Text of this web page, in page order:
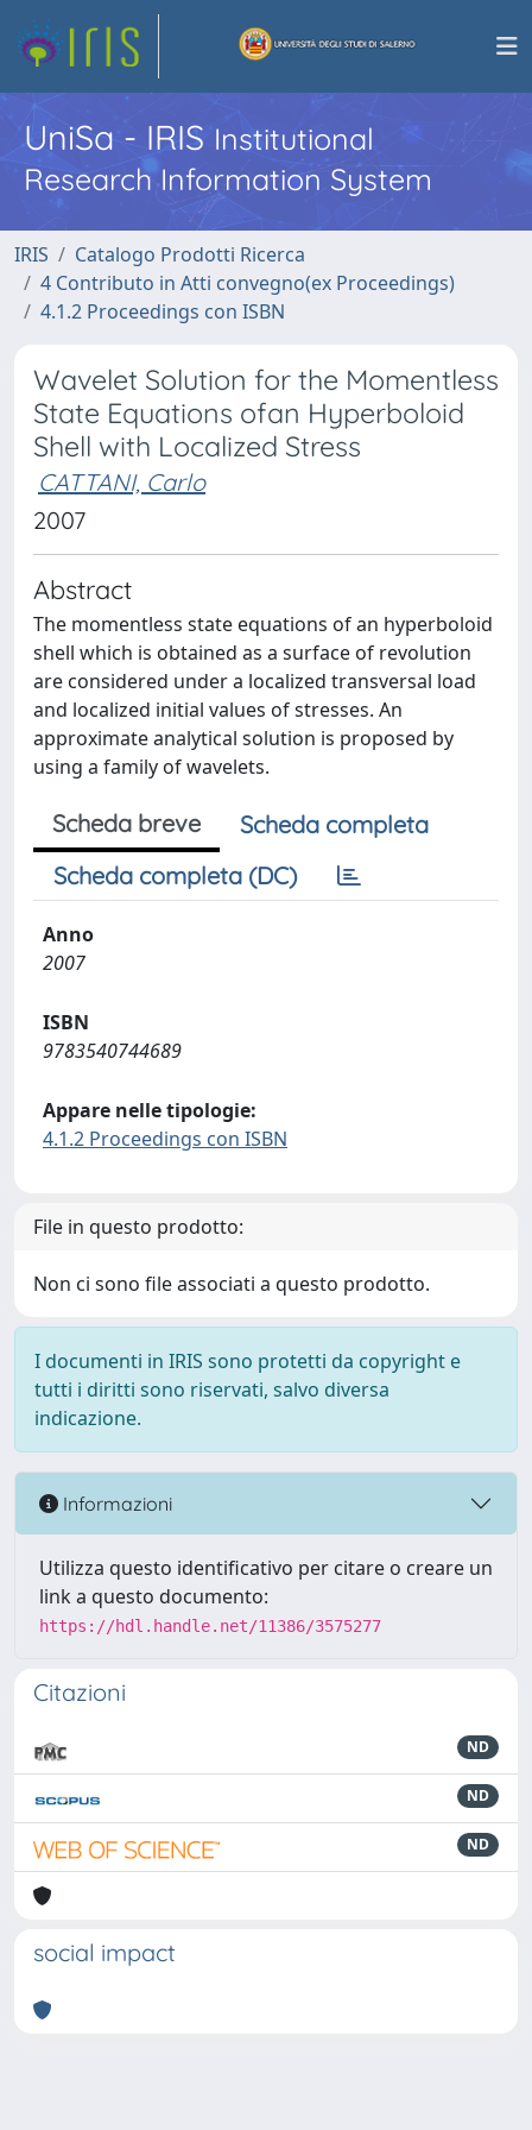
UniSa - IRISInstitutional
Research Information System
IRIS
Catalogo Prodotti Ricerca
4 Contributo in Atti convegno(ex Proceedings)
4.1.2 Proceedings con ISBN
Wavelet Solution for the Momentless
State Equations ofan Hyperboloid
Shell with Localized Stress
CATTANI, Carlo
2007
Abstract
The momentless state equations of an hyperboloid
shell which is obtained as a surface of revolution
are considered under a localized transversal load
and localized initial values of stresses. An
approximate analytical solution is proposed by
using a family of wavelets.
Scheda breve
Scheda completa
Scheda completa (DC)
Anno
2007
ISBN
9783540744689
Appare nelle tipologie:
4.1.2 Proceedings con ISBN
File in questo prodotto:
Non ci sono file associati a questo prodotto.
I documenti in IRIS sono protetti da copyright e
tutti i diritti sono riservati, salvo diversa
indicazione.
Informazioni
Utilizza questo identificativo per citare o creare un
link a questo documento:
https://hdl.handle.net/11386/3575277
Citazioni
ND
ND
ND
social impact